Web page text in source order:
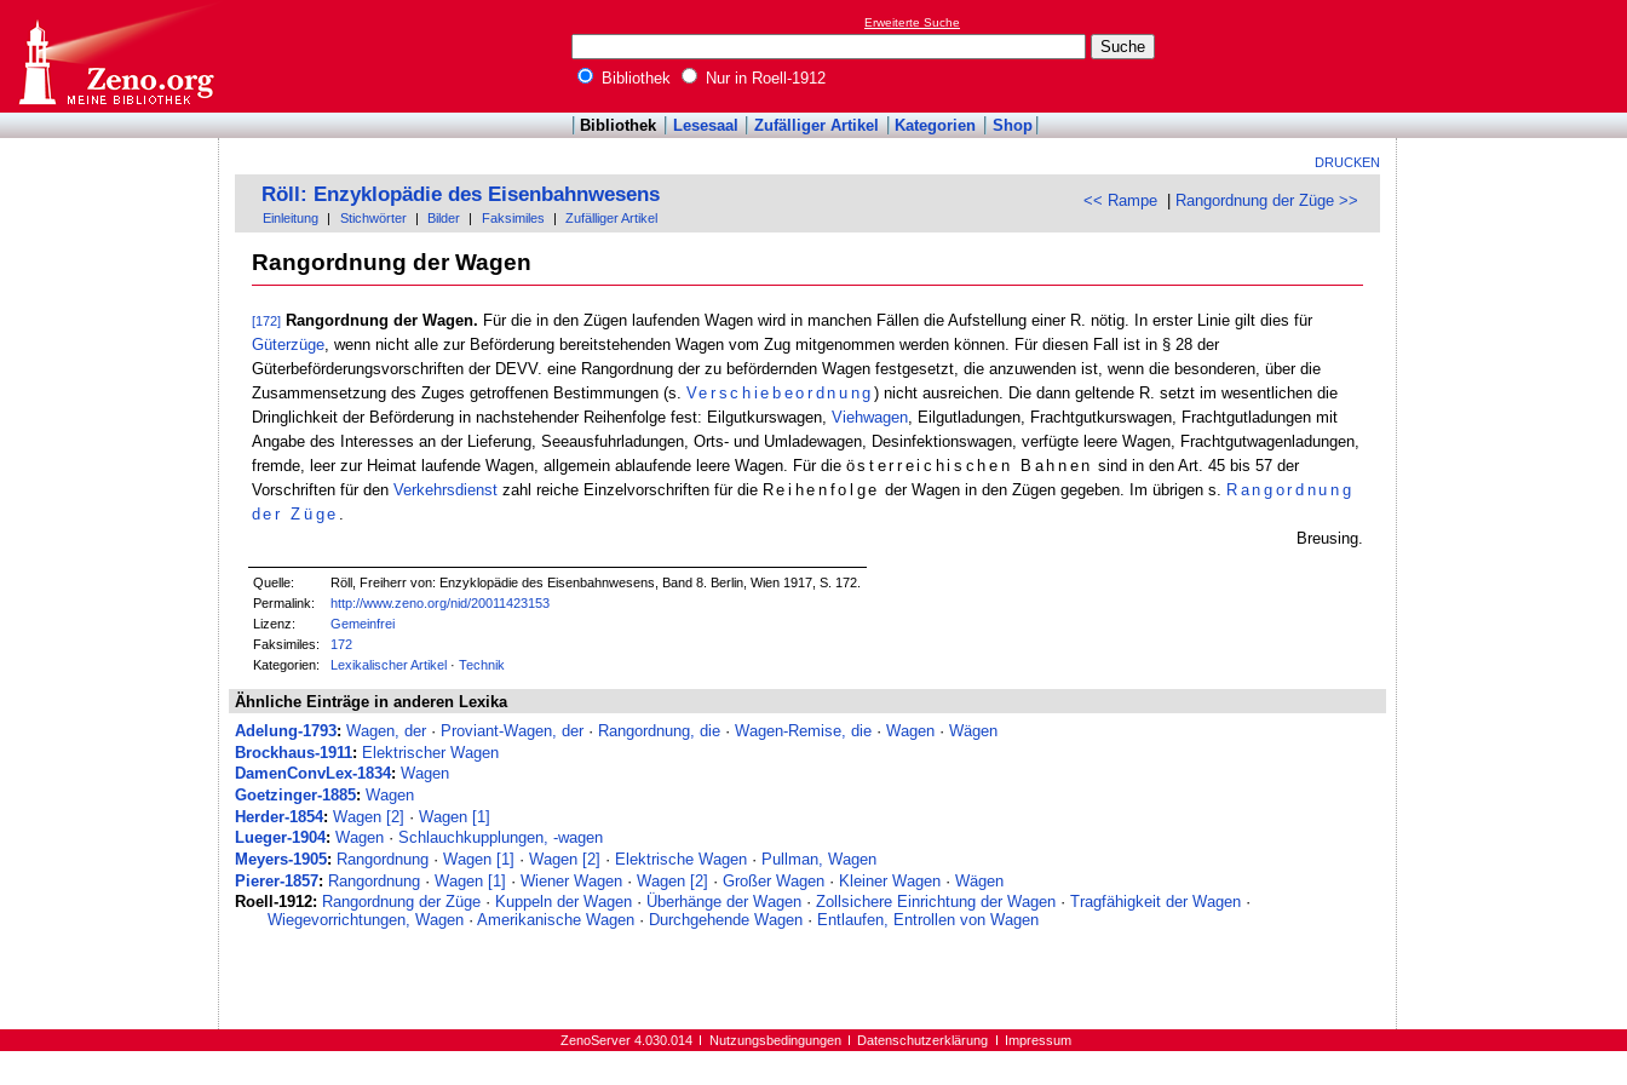
Erweiterte Suche
Bibliothek Nur in Roell-1912
Bibliothek Lesesaal Zufälliger Artikel Kategorien Shop
DRUCKEN
<< Rampe Rangordnung der Züge >>
Röll: Enzyklopädie des Eisenbahnwesens
Einleitung Stichwörter Bilder Faksimiles Zufälliger Artikel
Rangordnung der Wagen
[172] Rangordnung der Wagen. Für die in den Zügen laufenden Wagen wird in manchen Fällen die Aufstellung einer R. nötig. In erster Linie gilt dies für
Güterzüge, wenn nicht alle zur Beförderung bereitstehenden Wagen vom Zug mitgenommen werden können. Für diesen Fall ist in § 28 der
Güterbeförderungsvorschriften der DEVV. eine Rangordnung der zu befördernden Wagen festgesetzt, die anzuwenden ist, wenn die besonderen, über die
Zusammensetzung des Zuges getroffenen Bestimmungen (s. Verschiebeordnung ) nicht ausreichen. Die dann geltende R. setzt im wesentlichen die
Dringlichkeit der Beförderung in nachstehender Reihenfolge fest: Eilgutkurswagen, Viehwagen, Eilgutladungen, Frachtgutkurswagen, Frachtgutladungen mit
Angabe des Interesses an der Lieferung, Seeausfuhrladungen, Orts- und Umladewagen, Desinfektionswagen, verfügte leere Wagen, Frachtgutwagenladungen,
fremde, leer zur Heimat laufende Wagen, allgemein ablaufende leere Wagen. Für die österreichischen Bahnen sind in den Art. 45 bis 57 der
Vorschriften für den Verkehrsdienstzahl reiche Einzelvorschriften für die Reihenfolge der Wagen in den Zügen gegeben. Im übrigen s.
Rangordnung
der Züge
Breusing.
Quelle:
Röll, Freiherr von: Enzyklopädie des Eisenbahnwesens, Band 8. Berlin, Wien 1917, S. 172.
Permalink:
http://www.zeno.org/nid/20011423153
Lizenz:
Gemeinfrei
Faksimiles:
172
Kategorien:
Lexikalischer Artikel ·Technik
Ähnliche Einträge in anderen Lexika
Adelung-1793: Wagen, der· Proviant-Wagen, der· Rangordnung, die ·Wagen-Remise, die ·Wagen ·Wägen
Brockhaus-1911: Elektrischer Wagen
DamenConvLex-1834: Wagen
Goetzinger-1885: Wagen
Herder-1854: Wagen [2] ·Wagen [1]
Lueger-1904: Wagen ·Schlauchkupplungen, -wagen
Meyers-1905: Rangordnung ·Wagen [1] ·Wagen [2] · Elektrische Wagen · Pullman, Wagen
Pierer-1857: Rangordnung ·Wagen [1] ·Wiener Wagen ·Wagen [2] ·Großer Wagen · Kleiner Wagen ·Wägen
Roell-1912: Rangordnung der Züge · Kuppeln der Wagen · Überhänge der Wagen ·Zollsichere Einrichtung der Wagen ·Tragfähigkeit der Wagen ·
Wiegevorrichtungen, Wagen· Amerikanische Wagen· Durchgehende Wagen· Entlaufen, Entrollen von Wagen
ZenoServer 4.030.014 Nutzungsbedingungen Datenschutzerklärung Impressum